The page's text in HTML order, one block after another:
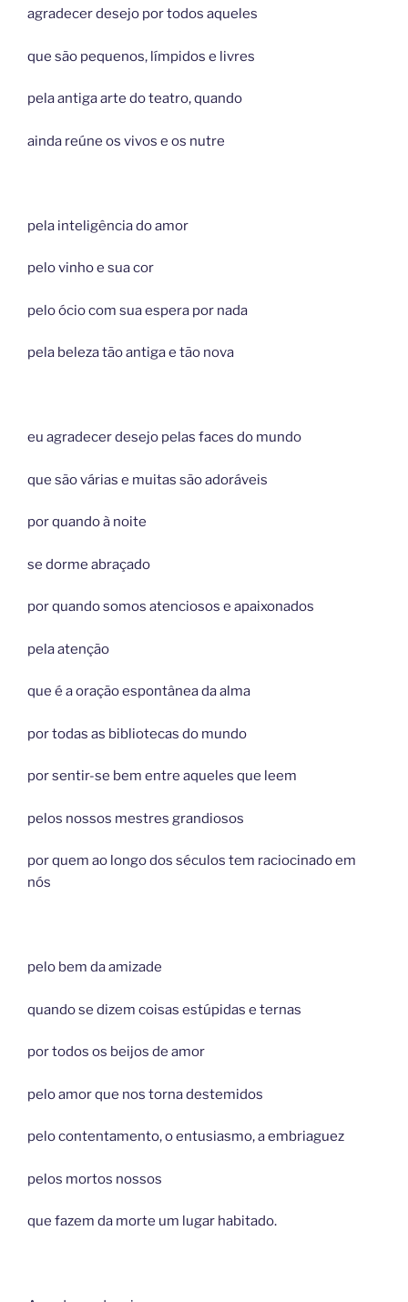
agradecer desejo por todos aqueles
que são pequenos, límpidos e livres
pela antiga arte do teatro, quando
ainda reúne os vivos e os nutre
pela inteligência do amor
pelo vinho e sua cor
pelo ócio com sua espera por nada
pela beleza tão antiga e tão nova
eu agradecer desejo pelas faces do mundo
que são várias e muitas são adoráveis
por quando à noite
se dorme abraçado
por quando somos atenciosos e apaixonados
pela atenção
que é a oração espontânea da alma
por todas as bibliotecas do mundo
por sentir-se bem entre aqueles que leem
pelos nossos mestres grandiosos
por quem ao longo dos séculos tem raciocinado em
nós
pelo bem da amizade
quando se dizem coisas estúpidas e ternas
por todos os beijos de amor
pelo amor que nos torna destemidos
pelo contentamento, o entusiasmo, a embriaguez
pelos mortos nossos
que fazem da morte um lugar habitado.